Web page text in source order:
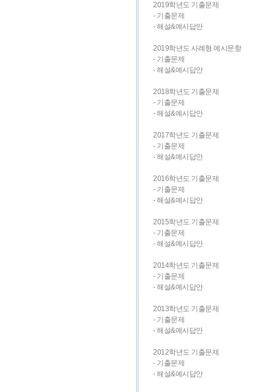
2019학년도 기출문제
- 기출문제
- 해설&예시답안
2019학년도 사례형 예시문항
- 기출문제
- 해설&예시답안
2018학년도 기출문제
- 기출문제
- 해설&예시답안
2017학년도 기출문제
- 기출문제
- 해설&예시답안
2016학년도 기출문제
- 기출문제
- 해설&예시답안
2015학년도 기출문제
- 기출문제
- 해설&예시답안
2014학년도 기출문제
- 기출문제
- 해설&예시답안
2013학년도 기출문제
- 기출문제
- 해설&예시답안
2012학년도 기출문제
- 기출문제
- 해설&예시답안